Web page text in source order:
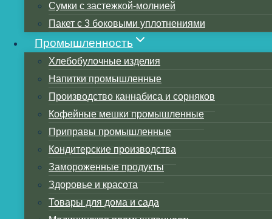
Сумки с застежкой-молнией
Пакет с 3 боковыми уплотнениями
Промышленность
Хлебобулочные изделия
Напитки промышленные
Производство каннабиса и сорняков
Кофейные мешки промышленные
Приправы промышленные
Кондитерские производства
Замороженные продукты
Здоровье и красота
Товары для дома и сада
Flexible